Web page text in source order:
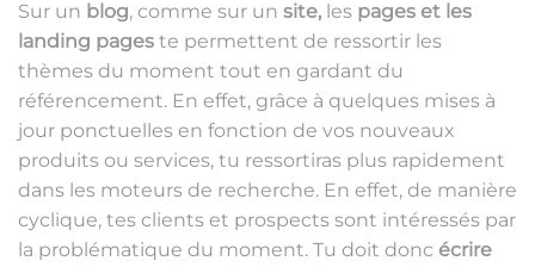
Sur un blog, comme sur un site, les pages et les
landing pages te permettent de ressortir les
thèmes du moment tout en gardant du
référencement. En effet, grâce à quelques mises à
jour ponctuelles en fonction de vos nouveaux
produits ou services, tu ressortiras plus rapidement
dans les moteurs de recherche. En effet, de manière
cyclique, tes clients et prospects sont intéressés par
la problématique du moment. Tu doit donc écrire